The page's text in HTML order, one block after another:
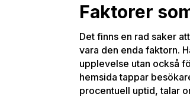
Faktorer
Det finns en rad saker
vara den enda faktorn.
upplevelse utan också
hemsida tappar
procentuell uptid, talar